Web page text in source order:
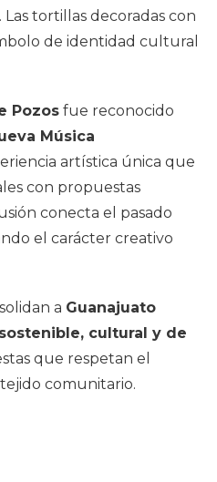
tortillas decoradas con
de identidad cultural
Pozos fue reconocido
Música
artística única que
con propuestas
conecta el pasado
el carácter creativo
a Guanajuato
cultural y de
que respetan el
comunitario.